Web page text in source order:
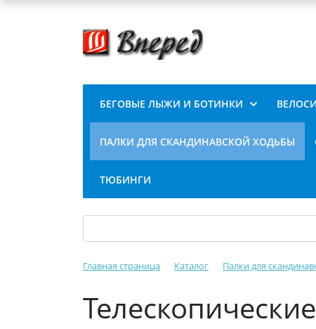
БЕГОВЫЕ ЛЫЖИ И БОТИНКИ
ПАЛКИ ДЛЯ СКАНДИНАВСКОЙ ХОДЬБЫ
ТЮБИНГИ
Главная страница Каталог Палки для